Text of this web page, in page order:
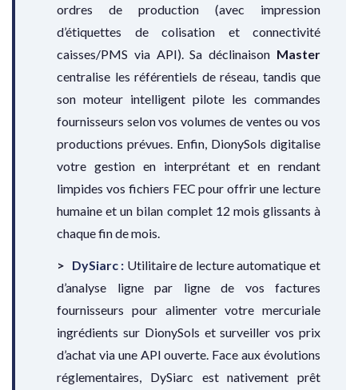
ordres de production (avec impression
d’étiquettes de colisation et connectivité
caisses/PMS via API). Sa déclinaison Master
centralise les référentiels de réseau, tandis que
son moteur intelligent pilote les commandes
fournisseurs selon vos volumes de ventes ou vos
productions prévues. Enfin, DionySols digitalise
votre gestion en interprétant et en rendant
limpides vos fichiers FEC pour offrir une lecture
humaine et un bilan complet 12 mois glissants à
chaque fin de mois.
DySiarc : Utilitaire de lecture automatique et
d’analyse ligne par ligne de vos factures
fournisseurs pour alimenter votre mercuriale
ingrédients sur DionySols et surveiller vos prix
d’achat via une API ouverte. Face aux évolutions
réglementaires, DySiarc est nativement prêt